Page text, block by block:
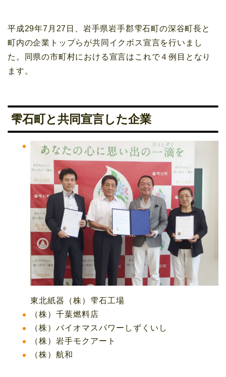
平成29年7月27日、岩手県岩手郡雫石町の深谷町長と
町内の企業トップらが共同イクボス宣言を行いまし
た。同県の市町村における宣言はこれで４例目となり
ます。
雫石町と共同宣言した企業
東北紙器（株）雫石工場
（株）千葉燃料店
（株）バイオマスパワーしずくいし
（株）岩手モクアート
（株）航和